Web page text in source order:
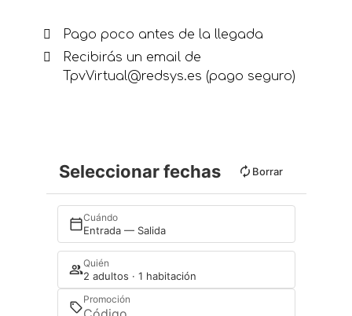
Pago poco antes de la llegada
Recibirás un email de
TpvVirtual@redsys.es (pago seguro)
Seleccionar fechas Borrar
Cuándo
Entrada — Salida
Quién
2 adultos · 1 habitación
Promoción